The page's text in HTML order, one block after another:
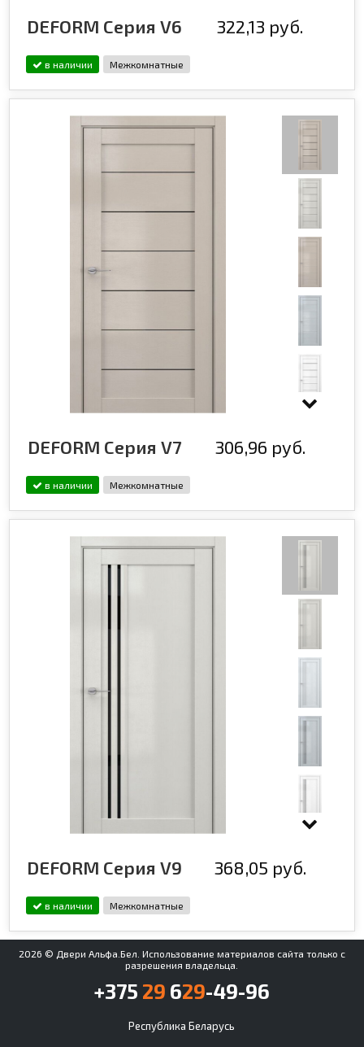
DEFORM Серия V6 322,13 руб.
в наличии Межкомнатные
DEFORM Серия V7 306,96 руб.
в наличии Межкомнатные
DEFORM Серия V9 368,05 руб.
в наличии Межкомнатные
2026 © Двери Альфа.Бел. Использование материалов сайта только с
разрешения владельца.
+375 29 629-49-96
Республика Беларусь